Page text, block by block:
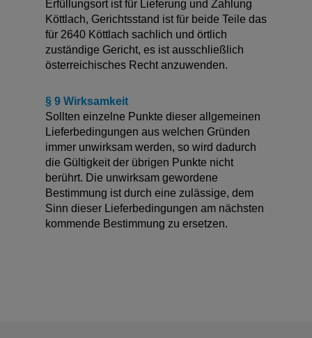
Erfüllungsort ist für Lieferung und Zahlung
Köttlach, Gerichtsstand ist für beide Teile das
für 2640 Köttlach sachlich und örtlich
zuständige Gericht, es ist ausschließlich
österreichisches Recht anzuwenden.
§ 9 Wirksamkeit
Sollten einzelne Punkte dieser allgemeinen
Lieferbedingungen aus welchen Gründen
immer unwirksam werden, so wird dadurch
die Gültigkeit der übrigen Punkte nicht
berührt. Die unwirksam gewordene
Bestimmung ist durch eine zulässige, dem
Sinn dieser Lieferbedingungen am nächsten
kommende Bestimmung zu ersetzen.